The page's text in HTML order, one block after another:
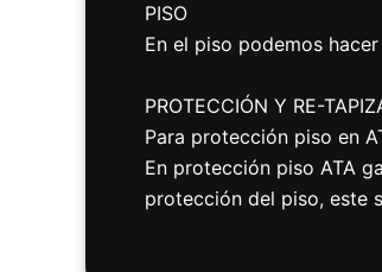
PISO
En el piso podemos
PROTECCIÓN Y RE-
Para protección piso en
En protección piso ATA
protección del piso, este